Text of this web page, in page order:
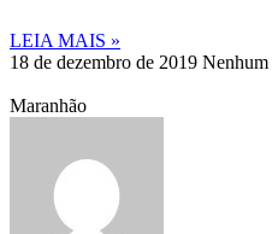
LEIA MAIS »
18 de dezembro de 2019 Nenhum
Maranhão